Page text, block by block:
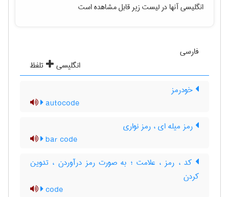
انگلیسی آنها در لیست زیر قابل مشاهده است
فارسی
انگلیسی
تلفظ
خودرمز
autocode
رمز میله ای ، رمز نواری
bar code
کد ، رمز ، علامت ؛ به صورت رمز درآوردن ، تدوین
کردن
code